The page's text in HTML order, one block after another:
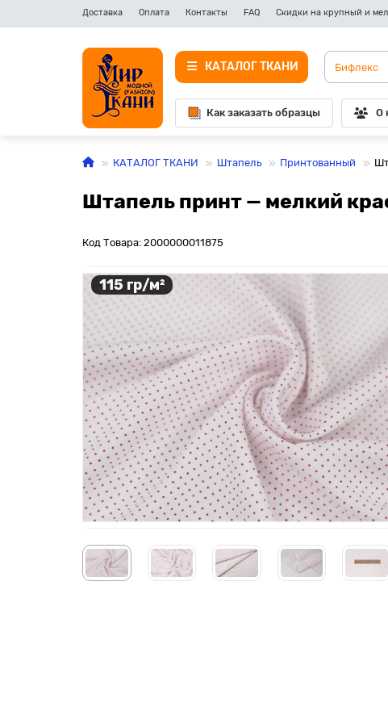
Доставка Оплата Контакты FAQ Скидки на крупный и
КАТАЛОГ ТКАНИ
Как заказать образцы О
КАТАЛОГ ТКАНИ Штапель Принтованный
Штапель принт — мелкий
Код Товара: 2000000011875
115 гр/м²